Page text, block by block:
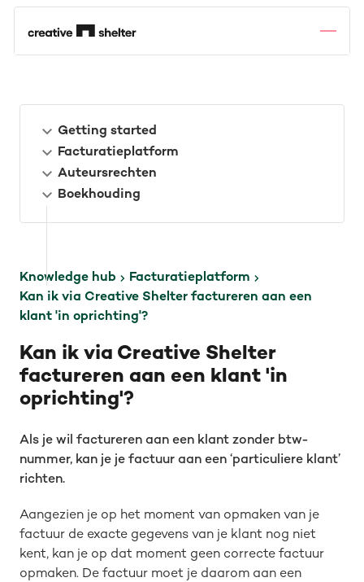
Getting started
Facturatieplatform
Auteursrechten
Boekhouding
Knowledge hub
Facturatieplatform
Kan ik via Creative Shelter factureren aan een
klant 'in oprichting'?
Kan ik via Creative Shelter
factureren aan een klant 'in
oprichting'?
Als je wil factureren aan een klant zonder btw-
nummer, kan je je factuur aan een ‘particuliere klant’
richten.
Aangezien je op het moment van opmaken van je
factuur de exacte gegevens van je klant nog niet
kent, kan je op dat moment geen correcte factuur
opmaken. De factuur moet je daarom aan een